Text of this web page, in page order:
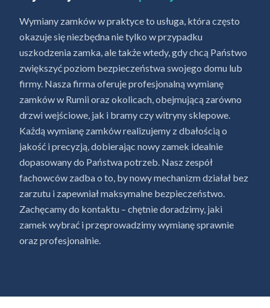
Wymiany zamków w praktyce to usługa, która często
okazuje się niezbędna nie tylko w przypadku
uszkodzenia zamka, ale także wtedy, gdy chcą Państwo
zwiększyć poziom bezpieczeństwa swojego domu lub
firmy. Nasza firma oferuje profesjonalną wymianę
zamków w Rumii oraz okolicach, obejmującą zarówno
drzwi wejściowe, jak i bramy czy witryny sklepowe.
Każdą wymianę zamków realizujemy z dbałością o
jakość i precyzją, dobierając nowy zamek idealnie
dopasowany do Państwa potrzeb. Nasz zespół
fachowców zadba o to, by nowy mechanizm działał bez
zarzutu i zapewniał maksymalne bezpieczeństwo.
Zachęcamy do kontaktu – chętnie doradzimy, jaki
zamek wybrać i przeprowadzimy wymianę sprawnie
oraz profesjonalnie.